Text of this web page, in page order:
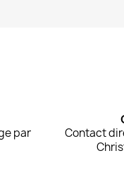
par
Contact